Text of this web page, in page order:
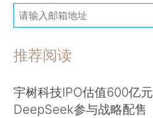
推荐阅读
宇树科技IPO估值600亿元
DeepSeek参与战略配售